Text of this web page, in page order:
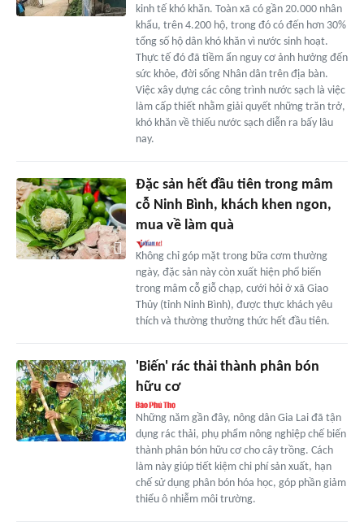
kinh tế khó khăn. Toàn xã có gần 20.000 nhân
khẩu, trên 4.200 hộ, trong đó có đến hơn 30%
tổng số hộ dân khó khăn vì nước sinh hoạt.
Thực tế đó đã tiềm ẩn nguy cơ ảnh hưởng đến
sức khỏe, đời sống Nhân dân trên địa bàn.
Việc xây dựng các công trình nước sạch là việc
làm cấp thiết nhằm giải quyết những trăn trở,
khó khăn về thiếu nước sạch diễn ra bấy lâu
nay.
Đặc sản hết đầu tiên trong mâm
cỗ Ninh Bình, khách khen ngon,
mua về làm quà
Không chỉ góp mặt trong bữa cơm thường
ngày, đặc sản này còn xuất hiện phổ biến
trong mâm cỗ giỗ chạp, cưới hỏi ở xã Giao
Thủy (tỉnh Ninh Bình), được thực khách yêu
thích và thường thưởng thức hết đầu tiên.
'Biến' rác thải thành phân bón
hữu cơ
Những năm gần đây, nông dân Gia Lai đã tận
dụng rác thải, phụ phẩm nông nghiệp chế biến
thành phân bón hữu cơ cho cây trồng. Cách
làm này giúp tiết kiệm chi phí sản xuất, hạn
chế sử dụng phân bón hóa học, góp phần giảm
thiểu ô nhiễm môi trường.